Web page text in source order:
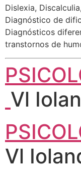
Dislexia,
Diagnóstico de
Diagnósticos
transtornos de
Vl
Vl